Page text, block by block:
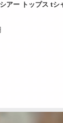
アー トップス tシ
白 無地 クルーネ
ングスリーブTシ